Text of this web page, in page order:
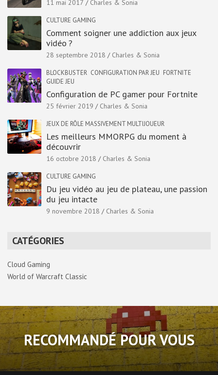
11 mai 2017 Charles & Sonia
CULTURE GAMING
Comment soigner une addiction aux jeux
vidéo ?
28 septembre 2018 Charles & Sonia
BLOCKBUSTER CONFIGURATION PAR JEU FORTNITE
GUIDE JEU
Configuration de PC gamer pour Fortnite
25 février 2019 Charles & Sonia
JEUX DE RÔLE MASSIVEMENT MULTIJOUEUR
Les meilleurs MMORPG du moment à
découvrir
16 octobre 2018 Charles & Sonia
CULTURE GAMING
Du jeu vidéo au jeu de plateau, une passion
du jeu intacte
9 novembre 2018 Charles & Sonia
CATÉGORIES
Cloud Gaming
World of Warcraft Classic
RECOMMANDÉ POUR VOUS